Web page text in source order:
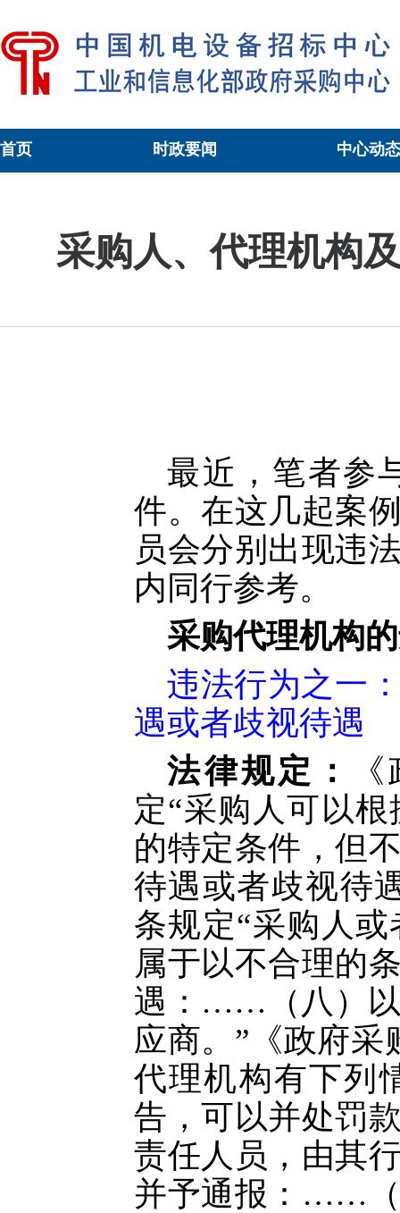
首页 时政要闻 中心动态
采购人、代理机构
最近，笔者参
件。在这几起案
员会分别出现违
内同行参考。
采购代理机构
违法行为之一
遇或者歧视待遇
法律规定：
定“采购人可以
的特定条件，但
待遇或者歧视待
条规定“采购人
属于以不合理的
遇：……（八）以
应商。”《政府采
代理机构有下列
告，可以并处罚
责任人员，由其
并予通报：……（